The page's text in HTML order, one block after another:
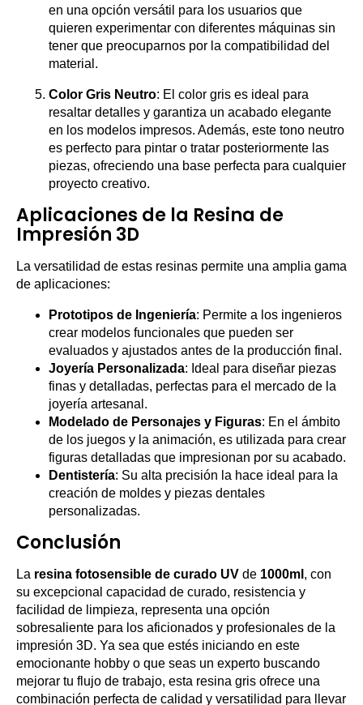
en una opción versátil para los usuarios que
quieren experimentar con diferentes máquinas sin
tener que preocuparnos por la compatibilidad del
material.
Color Gris Neutro: El color gris es ideal para
resaltar detalles y garantiza un acabado elegante
en los modelos impresos. Además, este tono neutro
es perfecto para pintar o tratar posteriormente las
piezas, ofreciendo una base perfecta para cualquier
proyecto creativo.
Aplicaciones de la Resina de
Impresión 3D
La versatilidad de estas resinas permite una amplia gama
de aplicaciones:
Prototipos de Ingeniería: Permite a los ingenieros
crear modelos funcionales que pueden ser
evaluados y ajustados antes de la producción final.
Joyería Personalizada: Ideal para diseñar piezas
finas y detalladas, perfectas para el mercado de la
joyería artesanal.
Modelado de Personajes y Figuras: En el ámbito
de los juegos y la animación, es utilizada para crear
figuras detalladas que impresionan por su acabado.
Dentistería: Su alta precisión la hace ideal para la
creación de moldes y piezas dentales
personalizadas.
Conclusión
La resina fotosensible de curado UV de 1000ml , con
su excepcional capacidad de curado, resistencia y
facilidad de limpieza, representa una opción
sobresaliente para los aficionados y profesionales de la
impresión 3D. Ya sea que estés iniciando en este
emocionante hobby o que seas un experto buscando
mejorar tu flujo de trabajo, esta resina gris ofrece una
combinación perfecta de calidad y versatilidad para llevar